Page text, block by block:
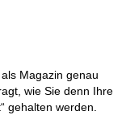
Magazin genau
wie Sie denn Ihre
gehalten werden.